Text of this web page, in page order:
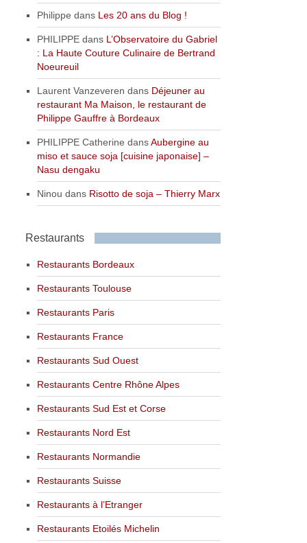
Philippe dans Les 20 ans du Blog !
PHILIPPE dans L’Observatoire du Gabriel
: La Haute Couture Culinaire de Bertrand
Noeureuil
Laurent Vanzeveren dans Déjeuner au
restaurant Ma Maison, le restaurant de
Philippe Gauffre à Bordeaux
PHILIPPE Catherine dansAubergine au
miso et sauce soja [cuisine japonaise] –
Nasu dengaku
Ninou dans Risotto de soja – Thierry Marx
Restaurants
Restaurants Bordeaux
Restaurants Toulouse
Restaurants Paris
Restaurants France
Restaurants Sud Ouest
Restaurants Centre Rhône Alpes
Restaurants Sud Est et Corse
Restaurants Nord Est
Restaurants Normandie
Restaurants Suisse
Restaurants à l’Etranger
Restaurants Etoilés Michelin